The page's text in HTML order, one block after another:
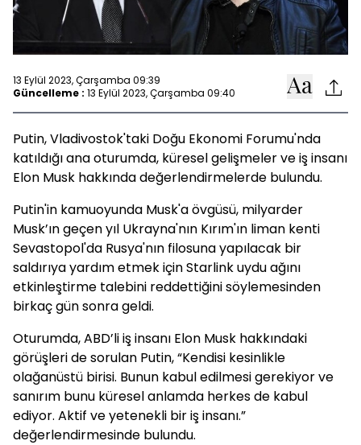
13 Eylül 2023, Çarşamba 09:39
Güncelleme : 13 Eylül 2023, Çarşamba 09:40
Putin, Vladivostok'taki Doğu Ekonomi Forumu'nda
katıldığı ana oturumda, küresel gelişmeler ve iş insanı
Elon Musk hakkında değerlendirmelerde bulundu.
Putin'in kamuoyunda Musk'a övgüsü, milyarder
Musk’ın geçen yıl Ukrayna'nın Kırım'ın liman kenti
Sevastopol'da Rusya'nın filosuna yapılacak bir
saldırıya yardım etmek için Starlink uydu ağını
etkinleştirme talebini reddettiğini söylemesinden
birkaç gün sonra geldi.
Oturumda, ABD’li iş insanı Elon Musk hakkındaki
görüşleri de sorulan Putin, “Kendisi kesinlikle
olağanüstü birisi. Bunun kabul edilmesi gerekiyor ve
sanırım bunu küresel anlamda herkes de kabul
ediyor. Aktif ve yetenekli bir iş insanı.”
değerlendirmesinde bulundu.